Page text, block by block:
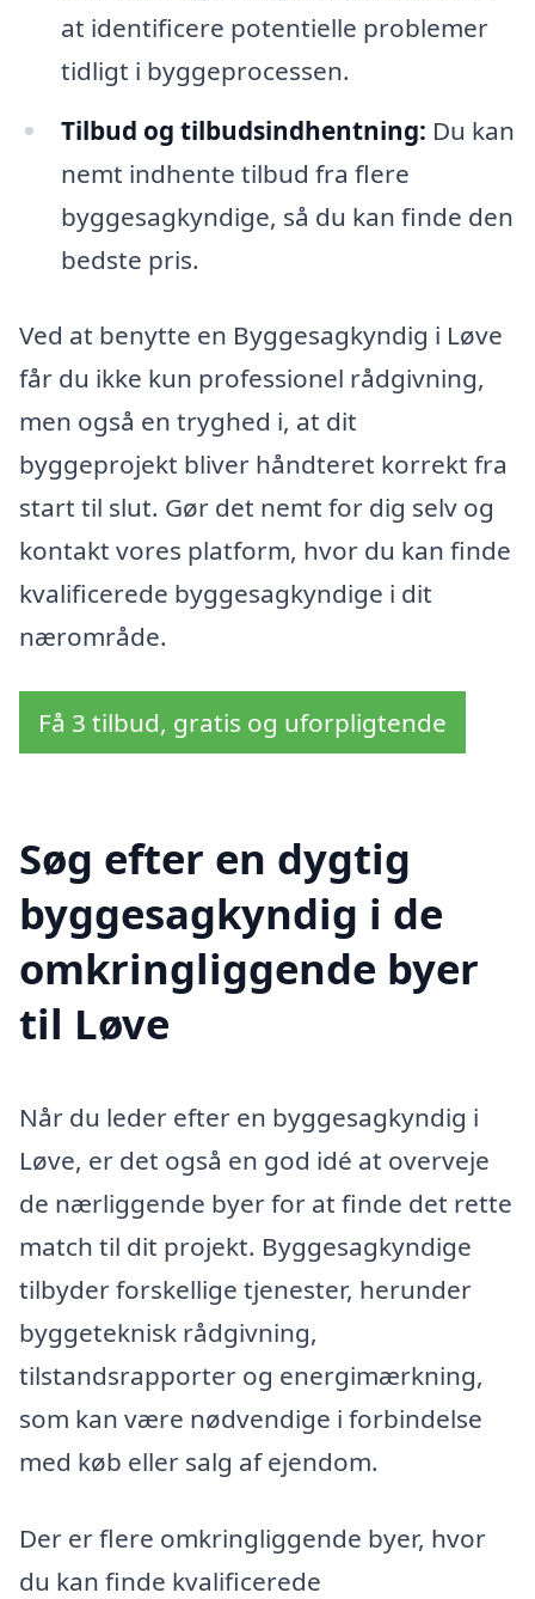
at identificere potentielle problemer
tidligt i byggeprocessen.
Tilbud og tilbudsindhentning: Du kan
nemt indhente tilbud fra flere
byggesagkyndige, så du kan finde den
bedste pris.
Ved at benytte en Byggesagkyndig i Løve
får du ikke kun professionel rådgivning,
men også en tryghed i, at dit
byggeprojekt bliver håndteret korrekt fra
start til slut. Gør det nemt for dig selv og
kontakt vores platform, hvor du kan finde
kvalificerede byggesagkyndige i dit
nærområde.
Få 3 tilbud, gratis og uforpligtende
Søg efter en dygtig
byggesagkyndig i de
omkringliggende byer
til Løve
Når du leder efter en byggesagkyndig i
Løve, er det også en god idé at overveje
de nærliggende byer for at finde det rette
match til dit projekt. Byggesagkyndige
tilbyder forskellige tjenester, herunder
byggeteknisk rådgivning,
tilstandsrapporter og energimærkning,
som kan være nødvendige i forbindelse
med køb eller salg af ejendom.
Der er flere omkringliggende byer, hvor
du kan finde kvalificerede